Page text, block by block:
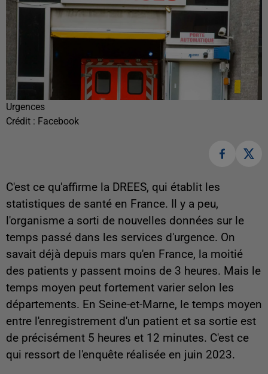
Urgences
Crédit : Facebook
C'est ce qu'affirme la DREES, qui établit les
statistiques de santé en France. Il y a peu,
l'organisme a sorti de nouvelles données sur le
temps passé dans les services d'urgence. On
savait déjà depuis mars qu'en France, la moitié
des patients y passent moins de 3 heures. Mais le
temps moyen peut fortement varier selon les
départements. En Seine-et-Marne, le temps moyen
entre l'enregistrement d'un patient et sa sortie est
de précisément 5 heures et 12 minutes. C'est ce
qui ressort de l'enquête réalisée en juin 2023.